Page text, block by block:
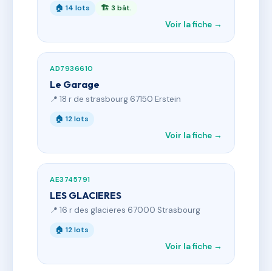
🏠 14 lots 🏗 3 bât.
Voir la fiche →
AD7936610
Le Garage
📍 18 r de strasbourg 67150 Erstein
🏠 12 lots
Voir la fiche →
AE3745791
LES GLACIERES
📍 16 r des glacieres 67000 Strasbourg
🏠 12 lots
Voir la fiche →